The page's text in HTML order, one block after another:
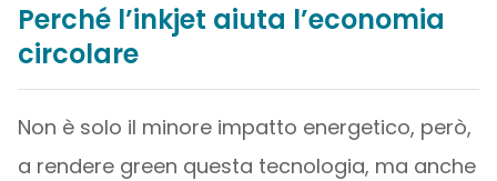
Perché l’inkjet aiuta l’economia
circolare
Non è solo il minore impatto energetico, però,
a rendere green questa tecnologia, ma anche